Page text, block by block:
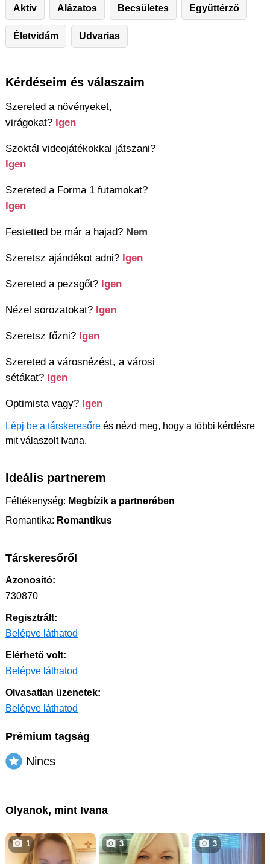
Aktív Alázatos Becsületes Együttérző
Életvidám Udvarias
Kérdéseim és válaszaim
Szereted a növényeket,
virágokat? Igen
Szoktál videojátékokkal játszani?
Igen
Szereted a Forma 1 futamokat?
Igen
Festetted be már a hajad? Nem
Szeretsz ajándékot adni? Igen
Szereted a pezsgőt? Igen
Nézel sorozatokat? Igen
Szeretsz főzni? Igen
Szereted a városnézést, a városi
sétákat? Igen
Optimista vagy? Igen
Lépj be a társkeresőre és nézd meg, hogy a többi kérdésre
mit válaszolt Ivana.
Ideális partnerem
Féltékenység: Megbízik a partnerében
Romantika: Romantikus
Társkeresőről
Azonosító:
730870
Regisztrált:
Belépve láthatod
Elérhető volt:
Belépve láthatod
Olvasatlan üzenetek:
Belépve láthatod
Prémium tagság
Nincs
Olyanok, mint Ivana
1 3 3